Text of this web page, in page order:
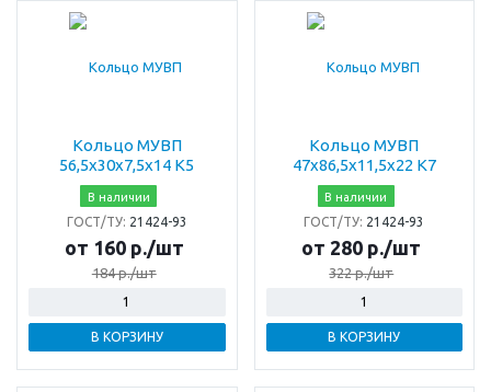
Кольцо МУВП
56,5х30х7,5х14 К5
В наличии
ГОСТ/ТУ: 21424-93
от 160 р./шт
184 р./шт
В КОРЗИНУ
Кольцо МУВП
47х86,5х11,5х22 К7
В наличии
ГОСТ/ТУ: 21424-93
от 280 р./шт
322 р./шт
В КОРЗИНУ